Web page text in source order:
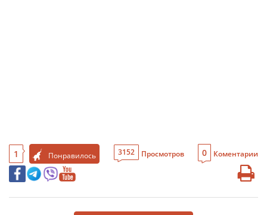
1 Понравилось 3152 Просмотров 0 Коментарии